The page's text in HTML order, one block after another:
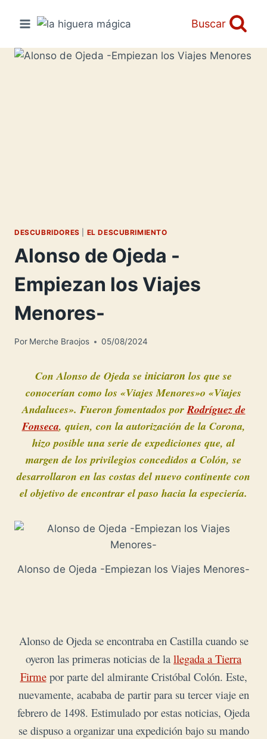
Buscar
DESCUBRIDORES EL DESCUBRIMIENTO
Alonso de Ojeda -
Empiezan los Viajes
Menores-
Por Merche Braojos 05/08/2024
Con Alonso de Ojeda se iniciaron los que se
conocerían como los «Viajes Menores»o «Viajes
Andaluces». Fueron fomentados porRodríguez de
Fonseca, quien, con la autorización de la Corona,
hizo posible una serie de expediciones que, al
margen de los privilegios concedidos a Colón, se
desarrollaron en las costas del nuevo continente con
el objetivo de encontrar el paso hacia la especiería.
Alonso de Ojeda -Empiezan los Viajes Menores-
Alonso de Ojeda se encontraba en Castilla cuando se
oyeron las primeras noticias de la llegada a Tierra
Firmepor parte del almirante Cristóbal Colón. Este,
nuevamente, acababa de partir para su tercer viaje en
febrero de 1498. Estimulado por estas noticias, Ojeda
se dispuso a organizar una expedición bajo su mando